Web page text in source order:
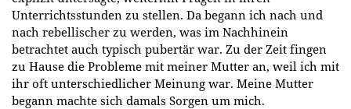
Unterrichtsstunden zu stellen. Da begann ich nach und
nach rebellischer zu werden, was im Nachhinein
betrachtet auch typisch pubertär war. Zu der Zeit fingen
zu Hause die Probleme mit meiner Mutter an, weil ich mit
ihr oft unterschiedlicher Meinung war. Meine Mutter
begann machte sich damals Sorgen um mich.